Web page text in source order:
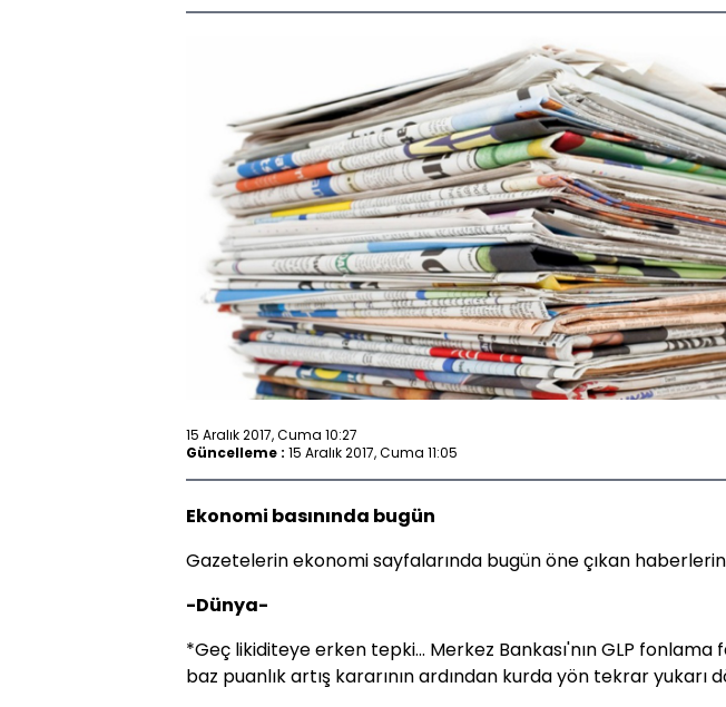
15 Aralık 2017, Cuma 10:27
Güncelleme : 15 Aralık 2017, Cuma 11:05
Ekonomi basınında bugün
Gazetelerin ekonomi sayfalarında bugün öne çıkan haberlerin
-Dünya-
*Geç likiditeye erken tepki... Merkez Bankası'nın GLP fonlama
baz puanlık artış kararının ardından kurda yön tekrar yukarı